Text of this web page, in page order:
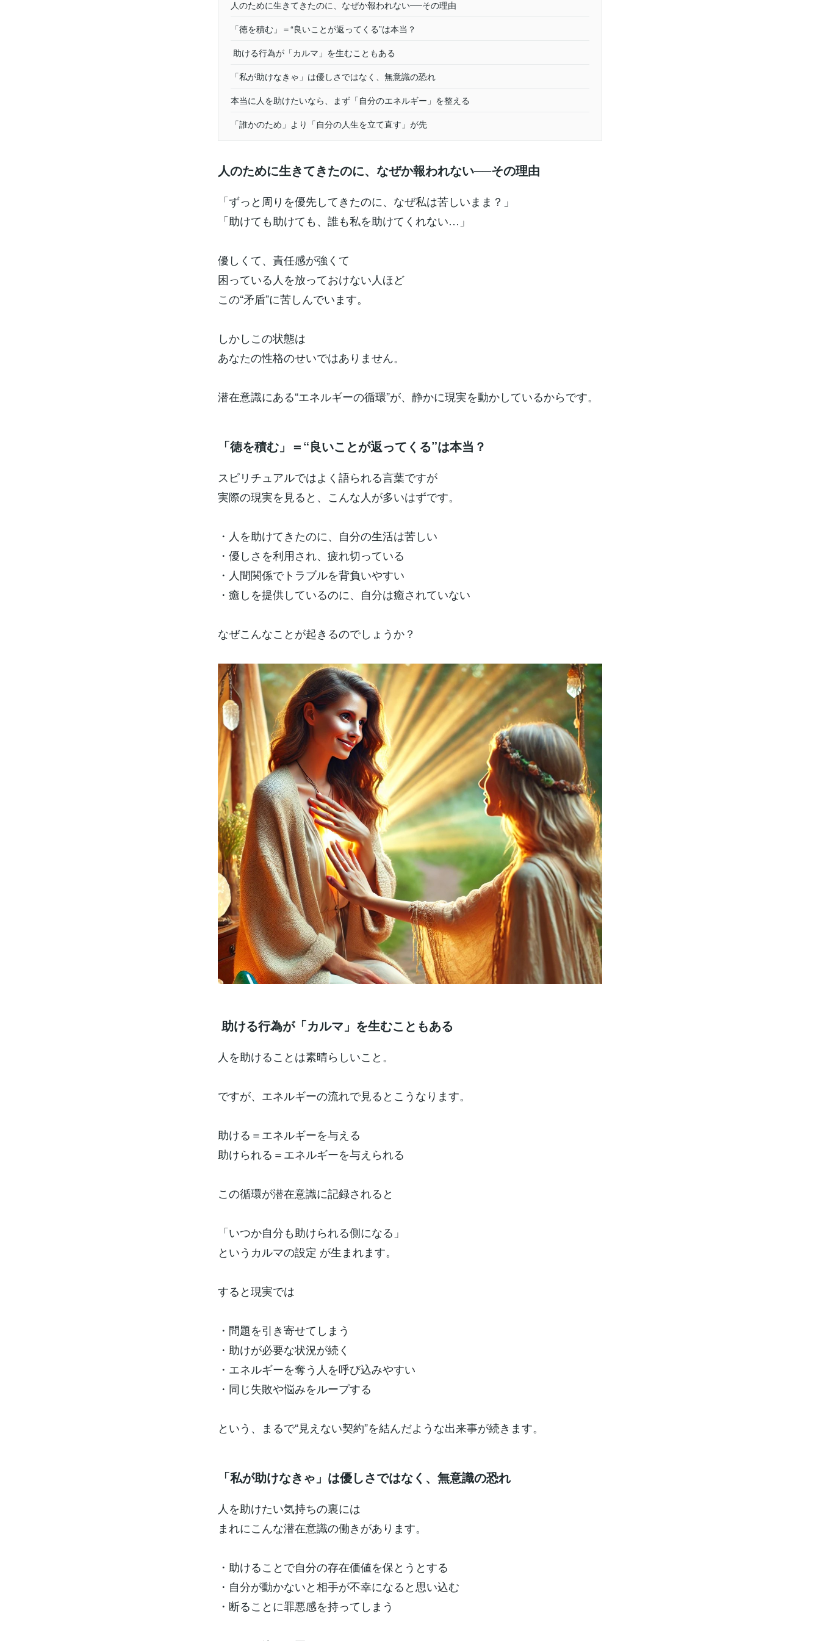
人のために生きてきたのに、なぜか報われない──その理由
「徳を積む」＝“良いことが返ってくる”は本当？
助ける行為が「カルマ」を生むこともある
「私が助けなきゃ」は優しさではなく、無意識の恐れ
本当に人を助けたいなら、まず「自分のエネルギー」を整える
「誰かのため」より「自分の人生を立て直す」が先
人のために生きてきたのに、なぜか報われない──その理由
「ずっと周りを優先してきたのに、なぜ私は苦しいまま？」
「助けても助けても、誰も私を助けてくれない…」
優しくて、責任感が強くて
困っている人を放っておけない人ほど
この“矛盾”に苦しんでいます。
しかしこの状態は
あなたの性格のせいではありません。
潜在意識にある“エネルギーの循環”が、静かに現実を動かしているからです。
「徳を積む」＝“良いことが返ってくる”は本当？
スピリチュアルではよく語られる言葉ですが
実際の現実を見ると、こんな人が多いはずです。
・人を助けてきたのに、自分の生活は苦しい
・優しさを利用され、疲れ切っている
・人間関係でトラブルを背負いやすい
・癒しを提供しているのに、自分は癒されていない
なぜこんなことが起きるのでしょうか？
助ける行為が「カルマ」を生むこともある
人を助けることは素晴らしいこと。
ですが、エネルギーの流れで見るとこうなります。
助ける＝エネルギーを与える
助けられる＝エネルギーを与えられる
この循環が潜在意識に記録されると
「いつか自分も助けられる側になる」
というカルマの設定 が生まれます。
すると現実では
・問題を引き寄せてしまう
・助けが必要な状況が続く
・エネルギーを奪う人を呼び込みやすい
・同じ失敗や悩みをループする
という、まるで“見えない契約”を結んだような出来事が続きます。
「私が助けなきゃ」は優しさではなく、無意識の恐れ
人を助けたい気持ちの裏には
まれにこんな潜在意識の働きがあります。
・助けることで自分の存在価値を保とうとする
・自分が動かないと相手が不幸になると思い込む
・断ることに罪悪感を持ってしまう